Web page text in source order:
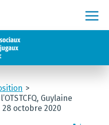
Guylaine
octobre 2020